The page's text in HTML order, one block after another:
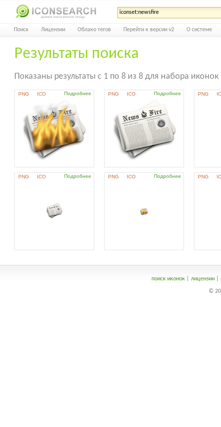
Поиск Лицензии Облако тегов Перейти к версии v2 О системе
Результаты поиска
Показаны результаты с 1 по 8 из 8 для набора
PNG ICO Подробнее PNG ICO Подробнее PNG
PNG ICO Подробнее PNG ICO Подробнее PNG
поиск иконок| лицензии|
©